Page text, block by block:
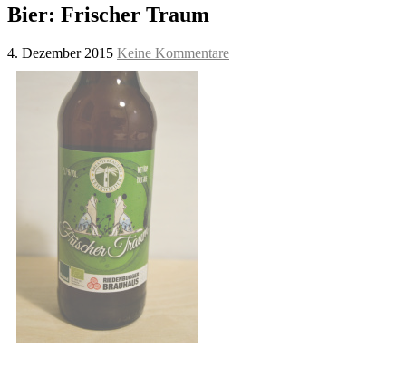
Bier: Frischer Traum
4. Dezember 2015 Keine Kommentare